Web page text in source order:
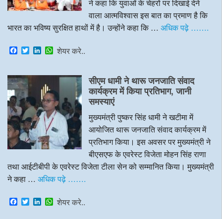
ने कहा कि युवाओं के चेहरों पर दिखाई देने
वाला आत्मविश्वास इस बात का प्रमाण है कि
भारत का भविष्य सुरक्षित हाथों में है। उन्होंने कहा कि … अधिक पढ़े …….
F
a
e
b
o
o
k
T
w
t
e
r
L
k
e
d
I
n
W
t
A
p
p
शेयर करे..
सीएम धामी ने थारू जनजाति संवाद
कार्यक्रम में किया प्रतिभाग, जानी
समस्याएं
मुख्यमंत्री पुष्कर सिंह धामी ने खटीमा में
आयोजित थारू जनजाति संवाद कार्यक्रम में
प्रतिभाग किया। इस अवसर पर मुख्यमंत्री ने
बीएसएफ के एवरेस्ट विजेता मोहन सिंह राणा
तथा आईटीबीपी के एवरेस्ट विजेता टीला सेन को सम्मानित किया। मुख्यमंत्री
ने कहा … अधिक पढ़े …….
F
a
T
w
L W
शेयर करे..